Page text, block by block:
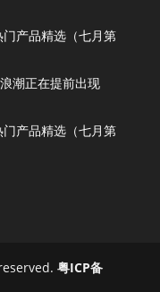
产品精选（七月第
潮正在提前出现
产品精选（七月第
粤ICP备